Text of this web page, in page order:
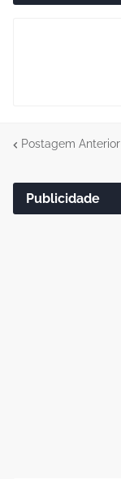
Postagem Anterior
Publicidade